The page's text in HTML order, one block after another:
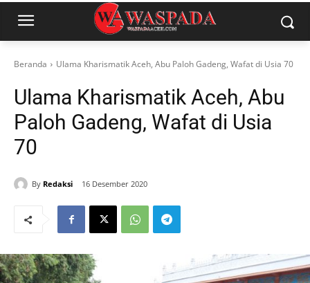
Beranda Ulama Kharismatik Aceh, Abu Paloh Gadeng, Wafat di Usia 70
Ulama Kharismatik Aceh, Abu
Paloh Gadeng, Wafat di Usia
70
By Redaksi 16 Desember 2020